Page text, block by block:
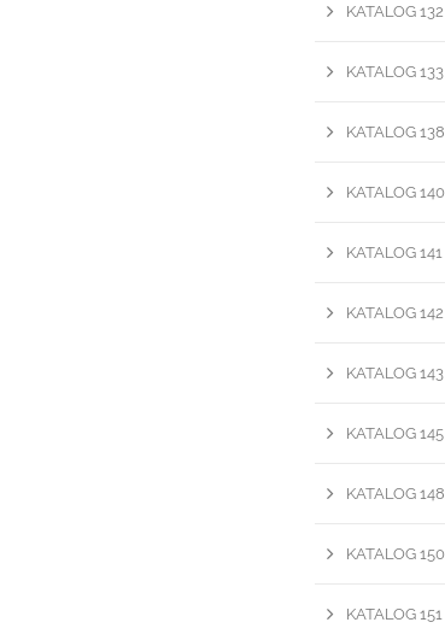
KATALOG 132
KATALOG 133
KATALOG 138
KATALOG 140
KATALOG 141
KATALOG 142
KATALOG 143
KATALOG 145
KATALOG 148
KATALOG 150
KATALOG 151